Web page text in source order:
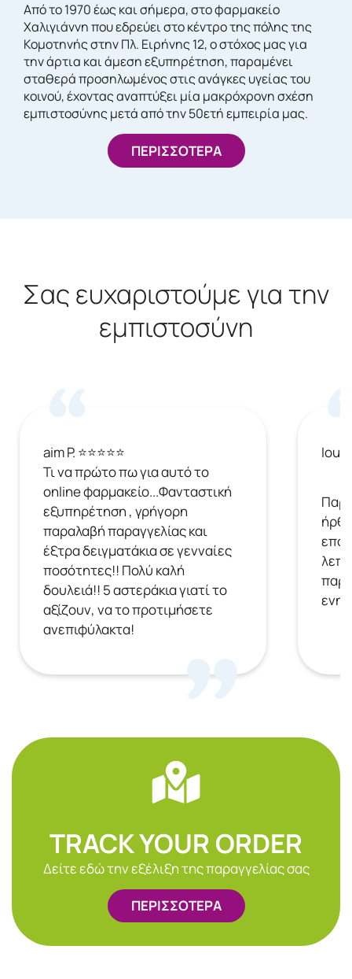
Από το 1970 έως και σήμερα, στο φαρμακείο
Χαλιγιάννη που εδρεύει στο κέντρο της πόλης της
Κομοτηνής στην Πλ. Ειρήνης 12, ο στόχος μας για
την άρτια και άμεση εξυπηρέτηση, παραμένει
σταθερά προσηλωμένος στις ανάγκες υγείας του
κοινού, έχοντας αναπτύξει μία μακρόχρονη σχέση
εμπιστοσύνης μετά από την 50ετή εμπειρία μας.
ΠΕΡΙΣΣΟΤΕΡΑ
Σας ευχαριστούμε για την
εμπιστοσύνη
aim P. ⭐⭐⭐⭐⭐
Τι να πρώτο πω για αυτό το
online φαρμακείο...Φανταστική
εξυπηρέτηση , γρήγορη
παραλαβή παραγγελίας και
έξτρα δειγματάκια σε γενναίες
ποσότητες!! Πολύ καλή
δουλειά!! 5 αστεράκια γιατί το
αξίζουν, να το προτιμήσετε
ανεπιφύλακτα!
Ioulia
TRACK YOUR ORDER
Δείτε εδώ την εξέλιξη της παραγγελίας σας
ΠΕΡΙΣΣΟΤΕΡΑ